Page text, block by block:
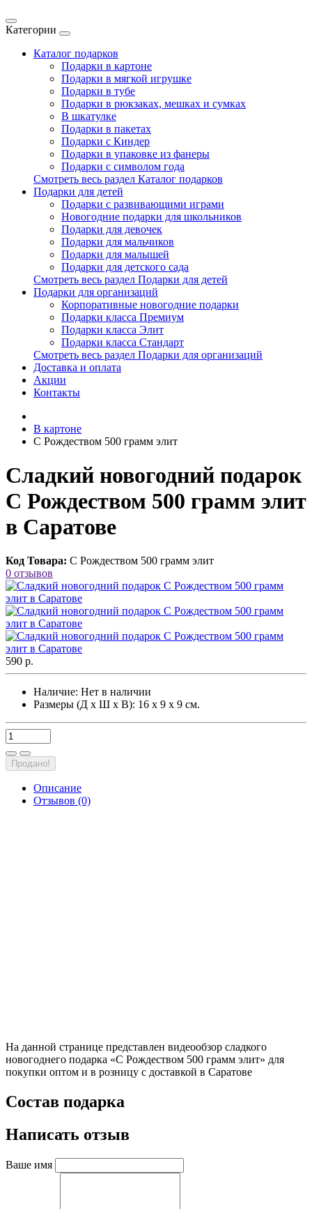
Категории
Каталог подарков
Подарки в картоне
Подарки в мягкой игрушке
Подарки в тубе
Подарки в рюкзаках, мешках и сумках
В шкатулке
Подарки в пакетах
Подарки с Киндер
Подарки в упаковке из фанеры
Подарки с символом года
Смотреть весь раздел Каталог подарков
Подарки для детей
Подарки с развивающими играми
Новогодние подарки для школьников
Подарки для девочек
Подарки для мальчиков
Подарки для малышей
Подарки для детского сада
Смотреть весь раздел Подарки для детей
Подарки для организаций
Корпоративные новогодние подарки
Подарки класса Премиум
Подарки класса Элит
Подарки класса Стандарт
Смотреть весь раздел Подарки для организаций
Доставка и оплата
Акции
Контакты
В картоне
С Рождеством 500 грамм элит
Сладкий новогодний подарок
С Рождеством 500 грамм элит
в Саратове
Код Товара: С Рождеством 500 грамм элит
0 отзывов
590 р.
Наличие: Нет в наличии
Размеры (Д х Ш х В): 16 х 9 х 9 см.
Продано!
Описание
Отзывов (0)
На данной странице представлен видеообзор сладкого
новогоднего подарка «С Рождеством 500 грамм элит» для
покупки оптом и в розницу с доставкой в Саратове
Состав подарка
Написать отзыв
Ваше имя